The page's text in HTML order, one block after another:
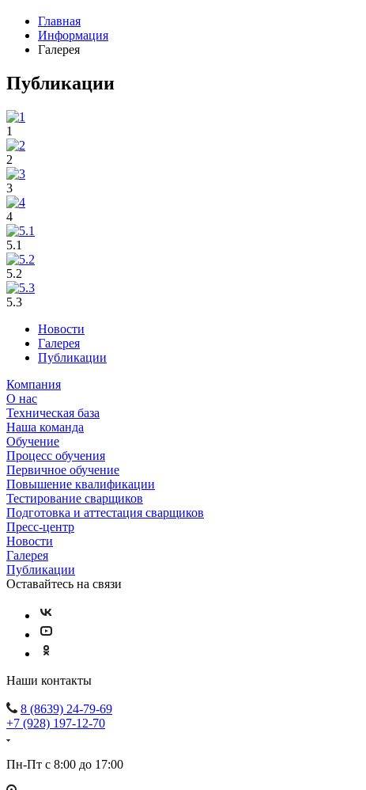
Главная
Информация
Галерея
Публикации
1
2
3
4
5.1
5.2
5.3
Новости
Галерея
Публикации
Компания
О нас
Техническая база
Наша команда
Обучение
Процесс обучения
Первичное обучение
Повышение квалификации
Тестирование сварщиков
Подготовка и аттестация сварщиков
Пресс-центр
Новости
Галерея
Публикации
Оставайтесь на связи
Наши контакты
8 (8639) 24-79-69
+7 (928) 197-12-70
Пн-Пт с 8:00 до 17:00